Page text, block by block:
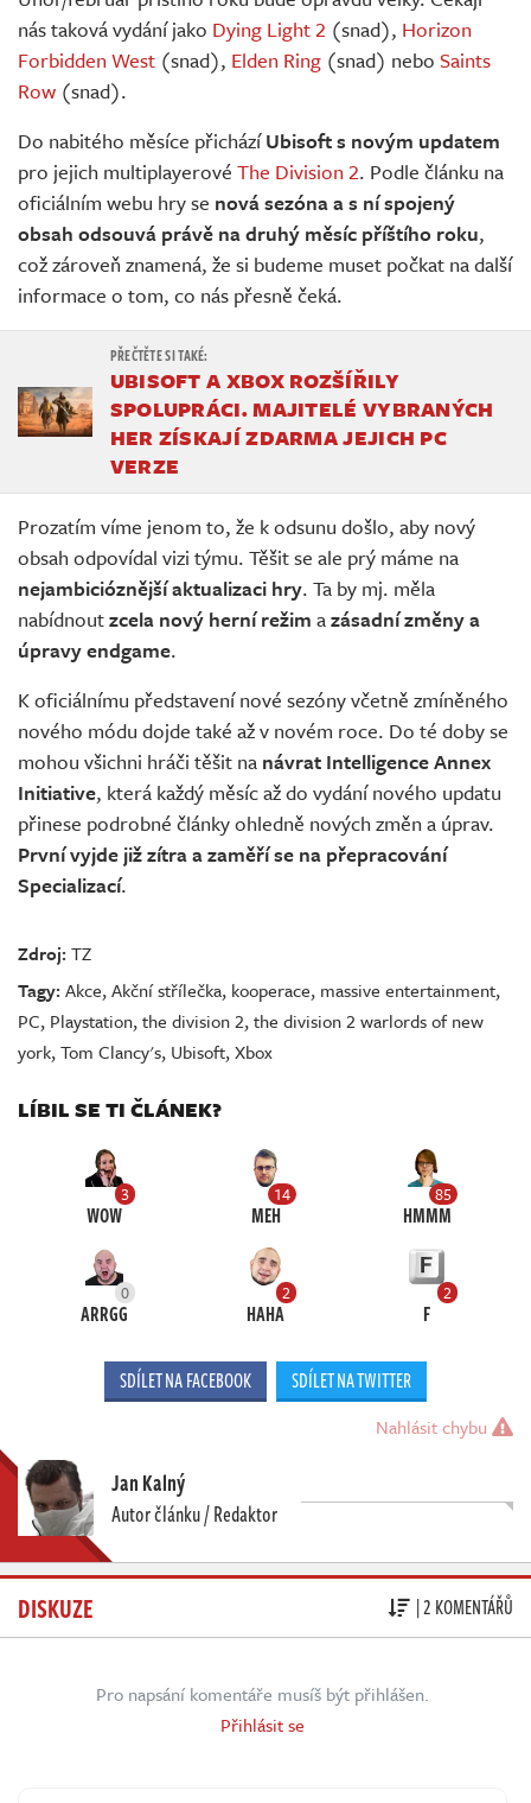
Živě
nás taková vydání jako Dying Light 2 (snad), Horizon
Forbidden West (snad), Elden Ring (snad) nebo Saints
Row (snad).
Do nabitého měsíce přicházíUbisoft s novým updatem
pro jejich multiplayerové The Division 2. Podle článku na
oficiálním webu hry se nová sezóna a s ní spojený
obsah odsouvá právě na druhý měsíc příštího roku,
což zároveň znamená, že si budeme muset počkat na další
informace o tom, co nás přesně čeká.
UBISOFT A XBOX ROZŠÍŘILY
SPOLUPRÁCI. MAJITELÉ VYBRANÝCH
HER ZÍSKAJÍ ZDARMA JEJICH PC
VERZE
Prozatím víme jenom to, že k odsunu došlo, aby nový
obsah odpovídal vizi týmu. Těšit se ale prý máme na
nejambicióznější aktualizaci hry. Ta by mj. měla
nabídnoutzcela nový herní režim azásadní změny a
úpravy endgame.
K oficiálnímu představení nové sezóny včetně zmíněného
nového módu dojde také až v novém roce. Do té doby se
mohou všichni hráči těšit na návrat Intelligence Annex
Initiative, která každý měsíc až do vydání nového updatu
přinese podrobné články ohledně nových změn a úprav.
První vyjde již zítra a zaměří se na přepracování
Specializací.
Zdroj:TZ
Tagy:Akce,Akční střílečka, kooperace, massive entertainment,
PC, Playstation,the division 2,the division 2 warlords of new
york,Tom Clancy's, Ubisoft,Xbox
LÍBIL SE TI ČLÁNEK?
3
WOW
14
MEH
85
HMMM
0
ARRGG
2
HAHA
2
F
SDÍLET NA FACEBOOK SDÍLET NA TWITTER
Nahlásit chybu
Jan Kalný
Autor článku / Redaktor
DISKUZE | 2 KOMENTÁŘŮ
Pro napsání komentáře musíš být přihlášen.
Přihlásit se